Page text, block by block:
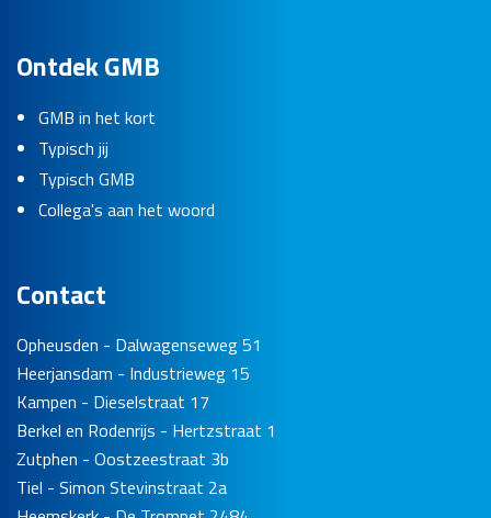
Ontdek GMB
GMB in het kort
Typisch jij
Typisch GMB
Collega's aan het woord
Contact
Opheusden - Dalwagenseweg 51
Heerjansdam - Industrieweg 15
Kampen - Dieselstraat 17
Berkel en Rodenrijs - Hertzstraat 1
Zutphen - Oostzeestraat 3b
Tiel - Simon Stevinstraat 2a